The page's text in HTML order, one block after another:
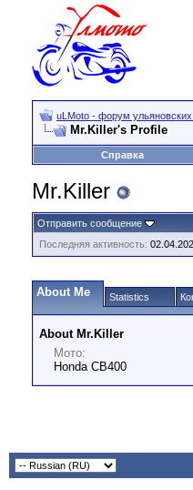
uLMoto - форум
Mr.Killer's Profile
Справка
Mr.Killer
Отправить сообщение
Последняя активность:
About Me Statistics
About Mr.Killer
Мото:
Honda CB400